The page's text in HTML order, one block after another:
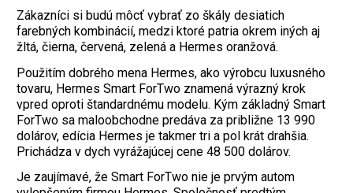
Zákazníci si budú môcť vybrať zo škály desiatich
farebných kombinácií, medzi ktoré patria okrem iných aj
žltá, čierna, červená, zelená a Hermes oranžová.
Použitím dobrého mena Hermes, ako výrobcu luxusného
tovaru, Hermes Smart ForTwo znamená výrazný krok
vpred oproti štandardnému modelu. Kým základný Smart
ForTwo sa maloobchodne predáva za približne 13 990
dolárov, edícia Hermes je takmer tri a pol krát drahšia.
Prichádza v dych vyrážajúcej cene 48 500 dolárov.
Je zaujímavé, že Smart ForTwo nie je prvým autom